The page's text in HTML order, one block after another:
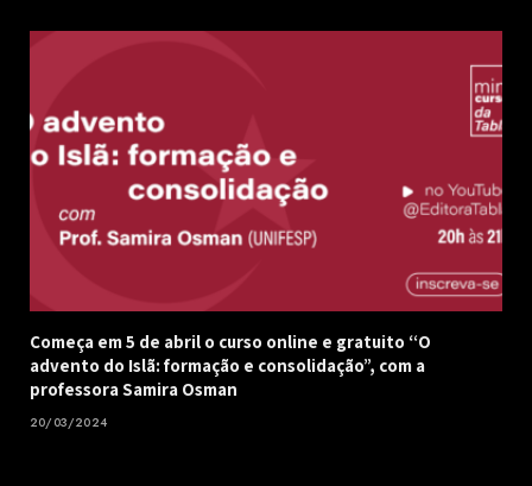
Começa em 5 de abril o curso online e gratuito “O
advento do Islã: formação e consolidação”, com a
professora Samira Osman
20/03/2024